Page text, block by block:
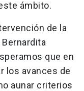
ámbito.
de la
que en
los avances de
aunar criterios